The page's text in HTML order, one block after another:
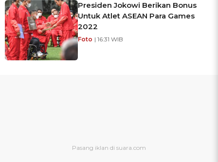
Presiden Jokowi Berikan Bonus
Untuk Atlet ASEAN Para Games
2022
Foto | 16:31 WIB